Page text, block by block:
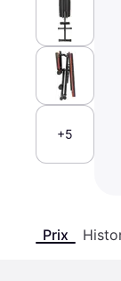
+5
Prix